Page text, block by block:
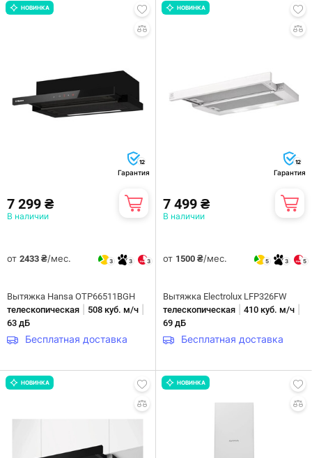
НОВИНКА
12
Гарантия
7 299 ₴
В наличии
от 2433 ₴/мес. 3 3 3
Вытяжка Hansa OTP66511BGH
телескопическая
508 куб. м/ч
63 дБ
Бесплатная доставка
НОВИНКА
12
Гарантия
7 499 ₴
В наличии
от 1500 ₴/мес. 5 3 5
Вытяжка Electrolux LFP326FW
телескопическая
410 куб. м/ч
69 дБ
Бесплатная доставка
НОВИНКА НОВИНКА